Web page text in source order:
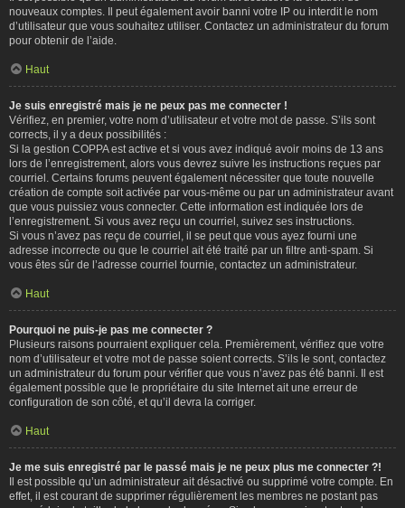
nouveaux comptes. Il peut également avoir banni votre IP ou interdit le nom
d’utilisateur que vous souhaitez utiliser. Contactez un administrateur du forum
pour obtenir de l’aide.
Haut
Je suis enregistré mais je ne peux pas me connecter !
Vérifiez, en premier, votre nom d’utilisateur et votre mot de passe. S’ils sont
corrects, il y a deux possibilités :
Si la gestion COPPA est active et si vous avez indiqué avoir moins de 13 ans
lors de l’enregistrement, alors vous devrez suivre les instructions reçues par
courriel. Certains forums peuvent également nécessiter que toute nouvelle
création de compte soit activée par vous-même ou par un administrateur avant
que vous puissiez vous connecter. Cette information est indiquée lors de
l’enregistrement. Si vous avez reçu un courriel, suivez ses instructions.
Si vous n’avez pas reçu de courriel, il se peut que vous ayez fourni une
adresse incorrecte ou que le courriel ait été traité par un filtre anti-spam. Si
vous êtes sûr de l’adresse courriel fournie, contactez un administrateur.
Haut
Pourquoi ne puis-je pas me connecter ?
Plusieurs raisons pourraient expliquer cela. Premièrement, vérifiez que votre
nom d’utilisateur et votre mot de passe soient corrects. S’ils le sont, contactez
un administrateur du forum pour vérifier que vous n’avez pas été banni. Il est
également possible que le propriétaire du site Internet ait une erreur de
configuration de son côté, et qu’il devra la corriger.
Haut
Je me suis enregistré par le passé mais je ne peux plus me connecter ?!
Il est possible qu’un administrateur ait désactivé ou supprimé votre compte. En
effet, il est courant de supprimer régulièrement les membres ne postant pas